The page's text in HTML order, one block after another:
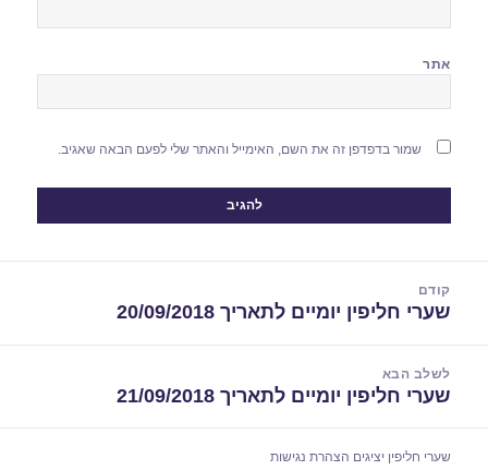
אתר
שמור בדפדפן זה את השם, האימייל והאתר שלי לפעם הבאה שאגיב.
קודם
הפוסט
שערי חליפין יומיים לתאריך 20/09/2018
לשלב הבא
הפוסט
שערי חליפין יומיים לתאריך 21/09/2018
שערי חליפין יציגים הצהרת נגישות